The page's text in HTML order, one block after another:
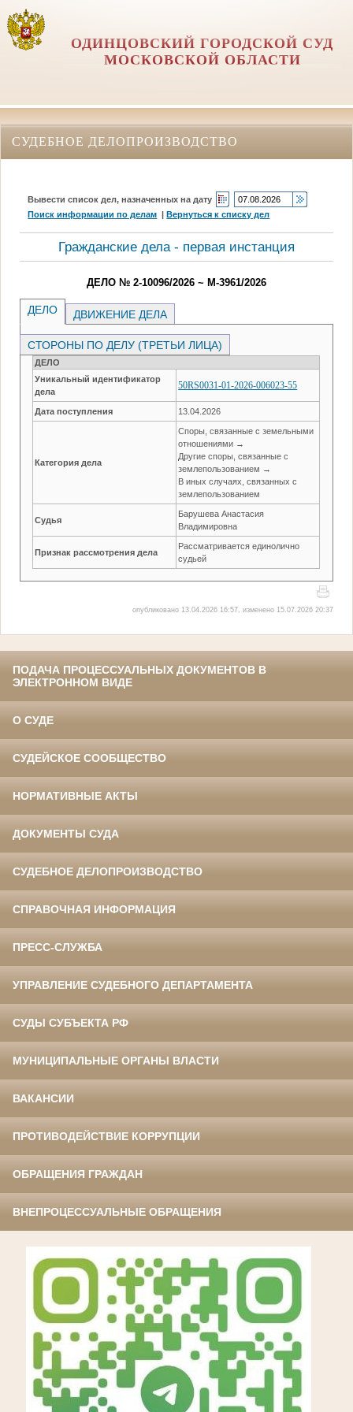
ОДИНЦОВСКИЙ ГОРОДСКОЙ СУД
МОСКОВСКОЙ ОБЛАСТИ
СУДЕБНОЕ ДЕЛОПРОИЗВОДСТВО
Вывести список дел, назначенных на дату
Поиск информации по делам |Вернуться к списку дел
Гражданские дела - первая инстанция
ДЕЛО № 2-10096/2026 ~ М-3961/2026
ДЕЛО ДВИЖЕНИЕ ДЕЛА
СТОРОНЫ ПО ДЕЛУ (ТРЕТЬИ ЛИЦА)
ДЕЛО
Уникальный идентификатор
дела
50RS0031-01-2026-006023-55
Дата поступления 13.04.2026
Категория дела
Споры, связанные с земельными
отношениями →
Другие споры, связанные с
землепользованием →
В иных случаях, связанных с
землепользованием
Судья
Барушева Анастасия
Владимировна
Признак рассмотрения дела
Рассматривается единолично
судьей
опубликовано 13.04.2026 16:57, изменено 15.07.2026 20:37
ПОДАЧА ПРОЦЕССУАЛЬНЫХ ДОКУМЕНТОВ В
ЭЛЕКТРОННОМ ВИДЕ
О СУДЕ
СУДЕЙСКОЕ СООБЩЕСТВО
НОРМАТИВНЫЕ АКТЫ
ДОКУМЕНТЫ СУДА
СУДЕБНОЕ ДЕЛОПРОИЗВОДСТВО
СПРАВОЧНАЯ ИНФОРМАЦИЯ
ПРЕСС-СЛУЖБА
УПРАВЛЕНИЕ СУДЕБНОГО ДЕПАРТАМЕНТА
СУДЫ СУБЪЕКТА РФ
МУНИЦИПАЛЬНЫЕ ОРГАНЫ ВЛАСТИ
ВАКАНСИИ
ПРОТИВОДЕЙСТВИЕ КОРРУПЦИИ
ОБРАЩЕНИЯ ГРАЖДАН
ВНЕПРОЦЕССУАЛЬНЫЕ ОБРАЩЕНИЯ